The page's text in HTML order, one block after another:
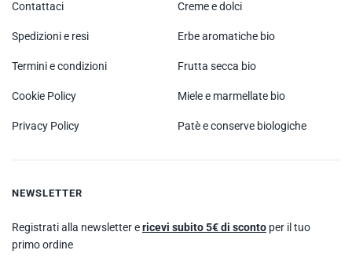
Contattaci
Spedizioni e resi
Termini e condizioni
Cookie Policy
Privacy Policy
Creme e dolci
Erbe aromatiche bio
Frutta secca bio
Miele e marmellate bio
Patè e conserve biologiche
NEWSLETTER
Registrati alla newsletter ericevi subito 5€ di sconto per il tuo
primo ordine